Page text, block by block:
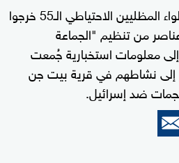
وبيّن الجيش أن جنودا من لواء المظليين الاحتياطي الـ55 خرجوا
من تنظيم "الجماعة
إلى معلومات استخبارية جُمعت
إلى نشاطهم في قرية بيت جن
ضد إسرائيل.